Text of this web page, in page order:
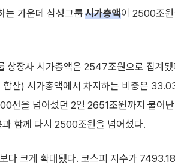
는 가운데 삼성그룹 시가총액이 2500조
상장사 시가총액은 2547조원으로 집계됐
합산) 시가총액에서 차지하는 비중은
선을 넘어섰던 2일 2651조원까지 불어
함께 다시 2500조원을 넘어섰다.
다 크게 확대됐다. 코스피 지수가 7493.18